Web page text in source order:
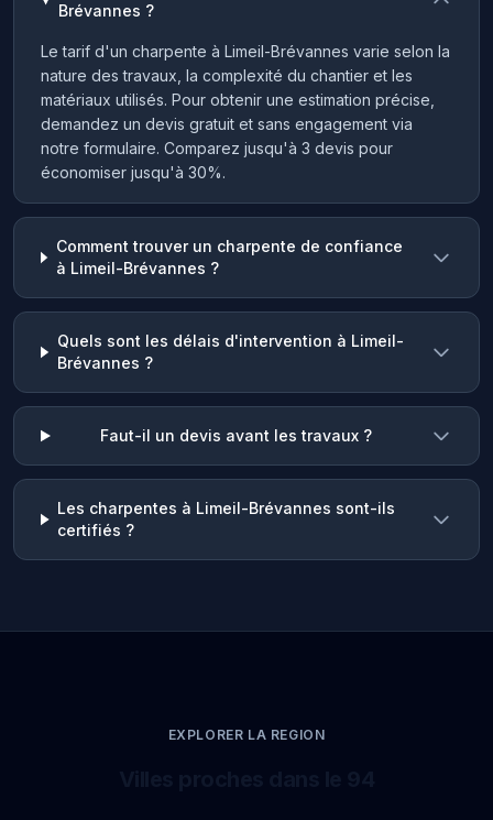
Brévannes ?
Le tarif d'un charpente à Limeil-Brévannes varie selon la
nature des travaux, la complexité du chantier et les
matériaux utilisés. Pour obtenir une estimation précise,
demandez un devis gratuit et sans engagement via
notre formulaire. Comparez jusqu'à 3 devis pour
économiser jusqu'à 30%.
Comment trouver un charpente de confiance
à Limeil-Brévannes ?
Quels sont les délais d'intervention à Limeil-
Brévannes ?
Faut-il un devis avant les travaux ?
Les charpentes à Limeil-Brévannes sont-ils
certifiés ?
EXPLORER LA REGION